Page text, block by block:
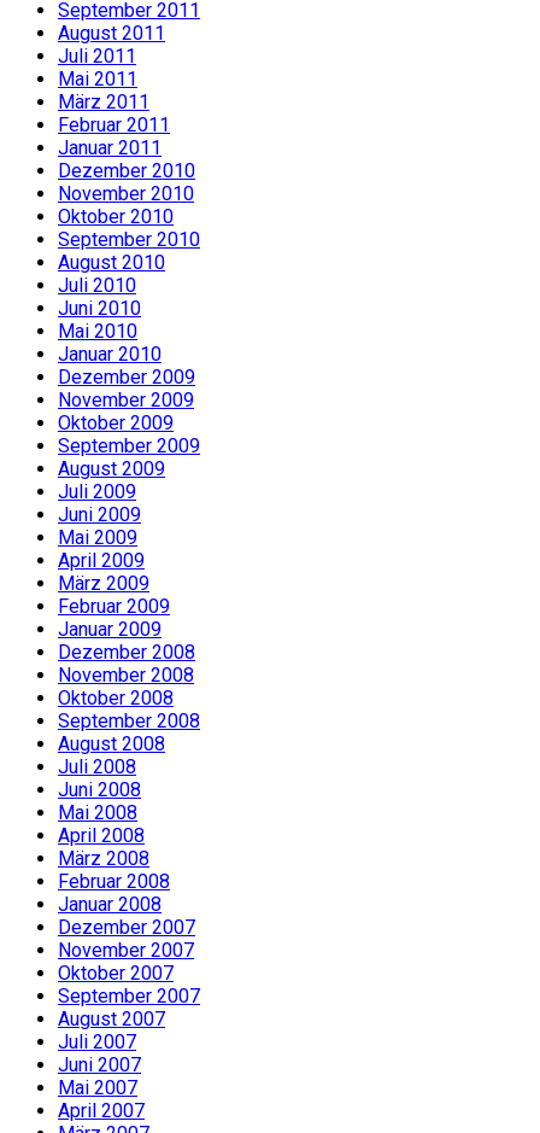
September 2011
August 2011
Juli 2011
Mai 2011
März 2011
Februar 2011
Januar 2011
Dezember 2010
November 2010
Oktober 2010
September 2010
August 2010
Juli 2010
Juni 2010
Mai 2010
Januar 2010
Dezember 2009
November 2009
Oktober 2009
September 2009
August 2009
Juli 2009
Juni 2009
Mai 2009
April 2009
März 2009
Februar 2009
Januar 2009
Dezember 2008
November 2008
Oktober 2008
September 2008
August 2008
Juli 2008
Juni 2008
Mai 2008
April 2008
März 2008
Februar 2008
Januar 2008
Dezember 2007
November 2007
Oktober 2007
September 2007
August 2007
Juli 2007
Juni 2007
Mai 2007
April 2007